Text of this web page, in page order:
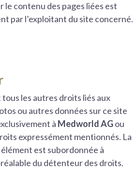
le contenu des pages liées est
par l’exploitant du site concerné.
les autres droits liés aux
ou autres données sur ce site
à Medworld AGou
expressément mentionnés. La
est subordonnée à
du détenteur des droits.